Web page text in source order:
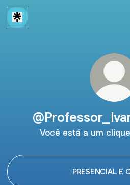
Você está a um
PRESENCIAL E